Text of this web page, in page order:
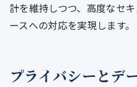
計を維持しつつ、高度なセ
ースへの対応を実現します。
プライバシーとデ